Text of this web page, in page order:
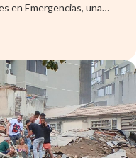
en Emergencias, una